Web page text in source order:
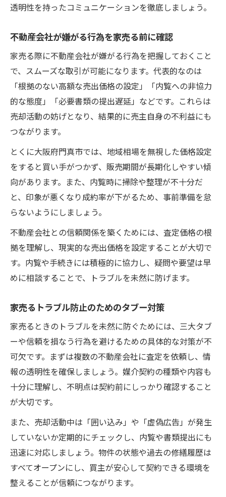
透明性を持ったコミュニケーションを徹底しましょう。
不動産会社が嫌がる行為を家売る前に確認
家売る際に不動産会社が嫌がる行為を把握しておくこと
で、スムーズな取引が可能になります。代表的なのは
「根拠のない高額な売出価格の設定」「内覧への非協力
的な態度」「必要書類の提出遅延」などです。これらは
売却活動の妨げとなり、結果的に売主自身の不利益にも
つながります。
とくに大阪府門真市では、地域相場を無視した価格設定
をすると買い手がつかず、販売期間が長期化しやすい傾
向があります。また、内覧時に掃除や整理が不十分だ
と、印象が悪くなり成約率が下がるため、事前準備を怠
らないようにしましょう。
不動産会社との信頼関係を築くためには、査定価格の根
拠を理解し、現実的な売出価格を設定することが大切で
す。内覧や手続きには積極的に協力し、疑問や要望は早
めに相談することで、トラブルを未然に防げます。
家売るトラブル防止のためのタブー対策
家売るときのトラブルを未然に防ぐためには、三大タブ
ーや信頼を損なう行為を避けるための具体的な対策が不
可欠です。まずは複数の不動産会社に査定を依頼し、情
報の透明性を確保しましょう。媒介契約の種類や内容も
十分に理解し、不明点は契約前にしっかり確認すること
が大切です。
また、売却活動中は「囲い込み」や「虚偽広告」が発生
していないか定期的にチェックし、内覧や書類提出にも
迅速に対応しましょう。物件の状態や過去の修繕履歴は
すべてオープンにし、買主が安心して契約できる環境を
整えることが信頼につながります。